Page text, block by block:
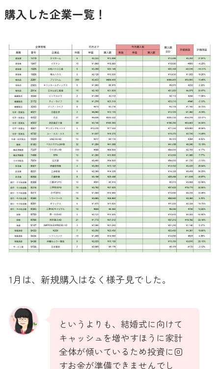
購入した企業一覧！
1月は、新規購入はなく様子見でした。
というよりも、結婚式に向けて
キャッシュを増やすほうに家計
全体が傾いているため投資に回
すお金が準備できませんでし